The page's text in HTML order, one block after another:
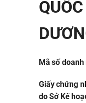
Mã số
Giấy chứng
do Sở Kế